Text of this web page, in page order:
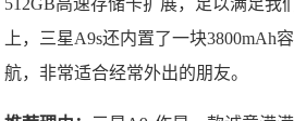
512GB高速存储卡扩展，足以满足我
上，三星A9s还内置了一块3800mAh
航，非常适合经常外出的朋友。